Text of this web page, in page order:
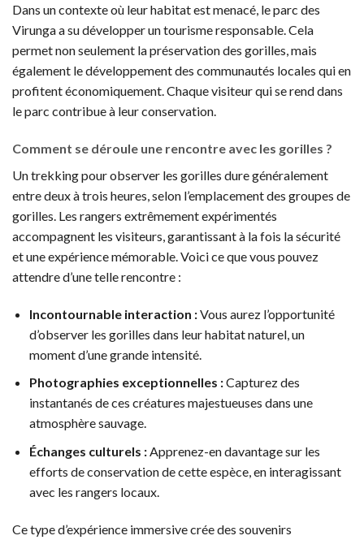
Dans un contexte où leur habitat est menacé, le parc des
Virunga a su développer un tourisme responsable. Cela
permet non seulement la préservation des gorilles, mais
également le développement des communautés locales qui en
profitent économiquement. Chaque visiteur qui se rend dans
le parc contribue à leur conservation.
Comment se déroule une rencontre avec les gorilles ?
Un trekking pour observer les gorilles dure généralement
entre deux à trois heures, selon l’emplacement des groupes de
gorilles. Les rangers extrêmement expérimentés
accompagnent les visiteurs, garantissant à la fois la sécurité
et une expérience mémorable. Voici ce que vous pouvez
attendre d’une telle rencontre :
Incontournable interaction :Vous aurez l’opportunité
d’observer les gorilles dans leur habitat naturel, un
moment d’une grande intensité.
Photographies exceptionnelles :Capturez des
instantanés de ces créatures majestueuses dans une
atmosphère sauvage.
Échanges culturels :Apprenez-en davantage sur les
efforts de conservation de cette espèce, en interagissant
avec les rangers locaux.
Ce type d’expérience immersive crée des souvenirs